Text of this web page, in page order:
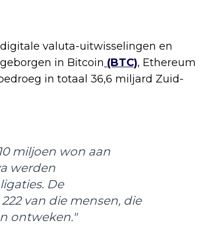
valuta-uitwisselingen en
in Bitcoin (BTC), Ethereum
in totaal 36,6 miljard Zuid-
miljoen won aan
werden
De
van die mensen, die
ontweken."